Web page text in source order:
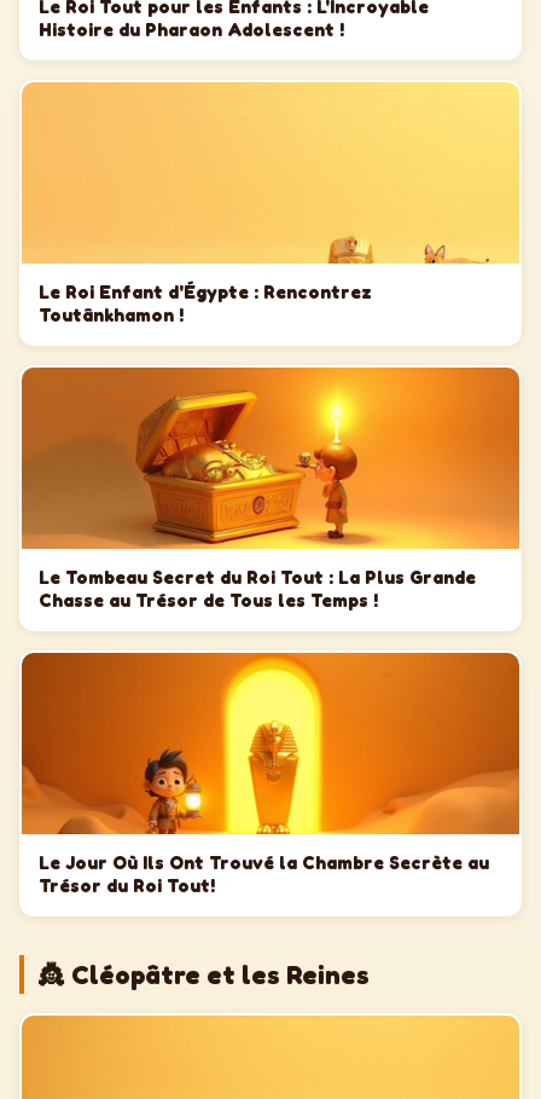
Le Roi Tout pour les Enfants : L'Incroyable
Histoire du Pharaon Adolescent !
Le Roi Enfant d'Égypte : Rencontrez
Toutânkhamon !
Le Tombeau Secret du Roi Tout : La Plus Grande
Chasse au Trésor de Tous les Temps !
Le Jour Où Ils Ont Trouvé la Chambre Secrète au
Trésor du Roi Tout!
👸 Cléopâtre et les Reines